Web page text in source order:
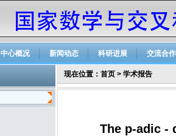
中心概况 新闻动态 科研进展 交流合作
现在位置： 首页 > 学术报告
The p-adic -